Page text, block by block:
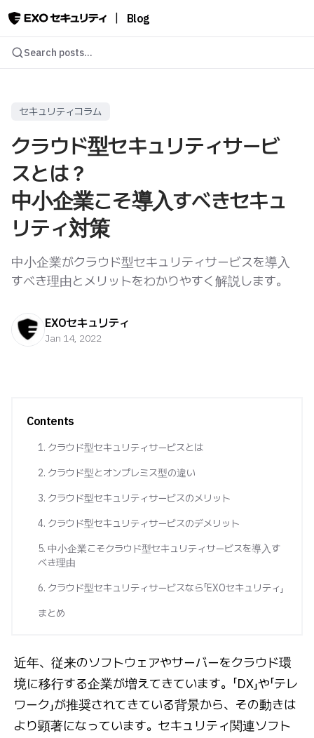
Blog
Search posts...
セキュリティコラム
クラウド型セキュリティサービ
スとは？
中小企業こそ導入すべきセキュ
リティ対策
中小企業がクラウド型セキュリティサービスを導入
すべき理由とメリットをわかりやすく解説します。
EXOセキュリティ
Jan 14, 2022
Contents
1. クラウド型セキュリティサービスとは
2. クラウド型とオンプレミス型の違い
3. クラウド型セキュリティサービスのメリット
4. クラウド型セキュリティサービスのデメリット
5. 中小企業こそクラウド型セキュリティサービスを導入す
べき理由
6. クラウド型セキュリティサービスなら「EXOセキュリティ」
まとめ
近年、従来のソフトウェアやサーバーをクラウド環
境に移行する企業が増えてきています。「DX」や「テレ
ワーク」が推奨されてきている背景から、その動きは
より顕著になっています。セキュリティ関連ソフト